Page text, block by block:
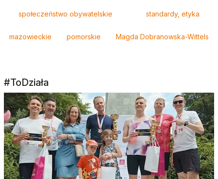
społeczeństwo obywatelskie standardy, etyka
mazowieckie pomorskie Magda Dobranowska-Wittels
#ToDziała